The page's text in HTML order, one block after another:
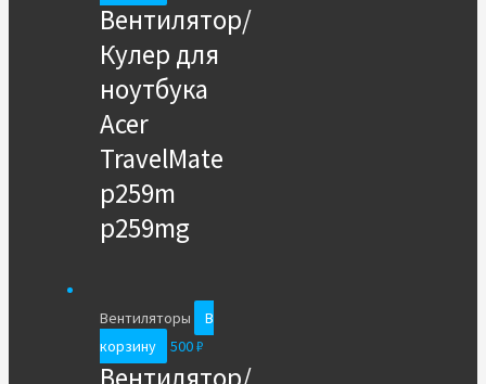
Вентилятор/
Кулер для
ноутбука
Acer
TravelMate
p259m
p259mg
Вентиляторы
В
корзину
500₽